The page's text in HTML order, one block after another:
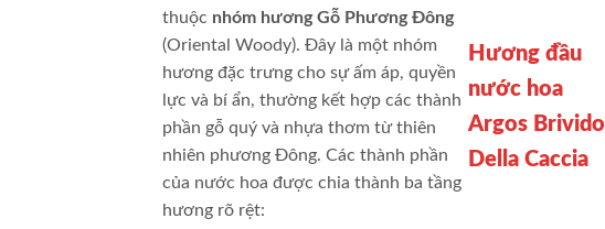
thuộc nhóm hương Gỗ Phương Đông
(Oriental Woody). Đây là một nhóm
hương đặc trưng cho sự ấm áp, quyền
lực và bí ẩn, thường kết hợp các thành
phần gỗ quý và nhựa thơm từ thiên
nhiên phương Đông. Các thành phần
của nước hoa được chia thành ba tầng
hương rõ rệt:
Hương đầu
nước hoa
Argos Brivido
Della Caccia